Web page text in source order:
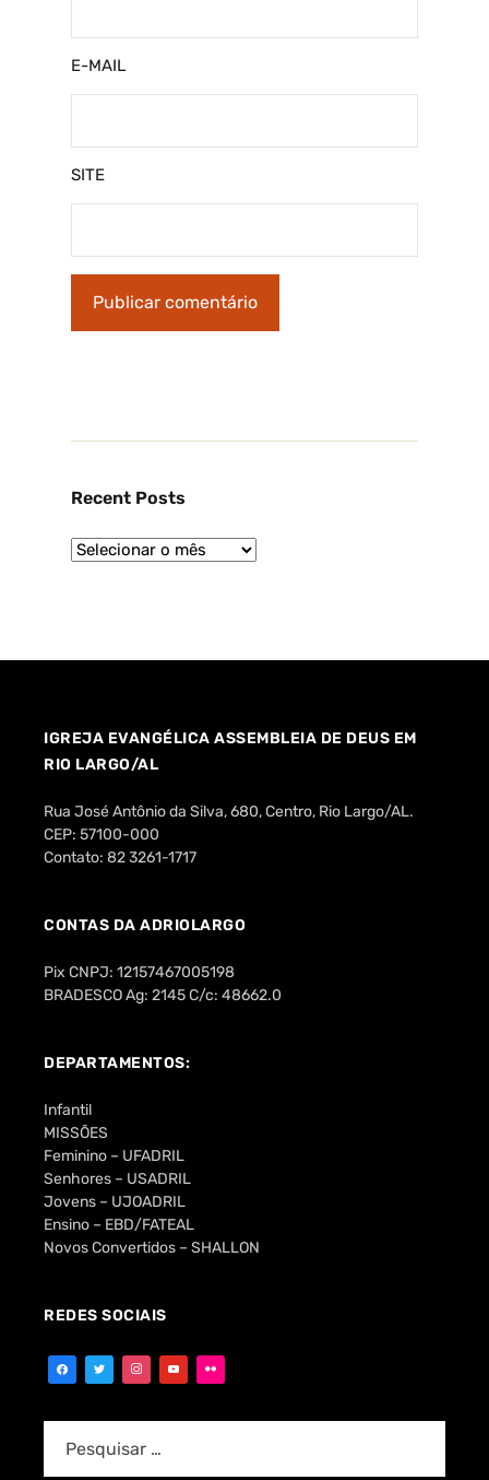
E-MAIL
SITE
Recent Posts
IGREJA EVANGÉLICA ASSEMBLEIA DE DEUS EM
RIO LARGO/AL
Rua José Antônio da Silva, 680, Centro, Rio Largo/AL.
CEP: 57100-000
Contato: 82 3261-1717
CONTAS DA ADRIOLARGO
Pix CNPJ: 12157467005198
BRADESCO Ag: 2145 C/c: 48662.0
DEPARTAMENTOS:
Infantil
MISSÕES
Feminino – UFADRIL
Senhores – USADRIL
Jovens – UJOADRIL
Ensino – EBD/FATEAL
Novos Convertidos – SHALLON
REDES SOCIAIS